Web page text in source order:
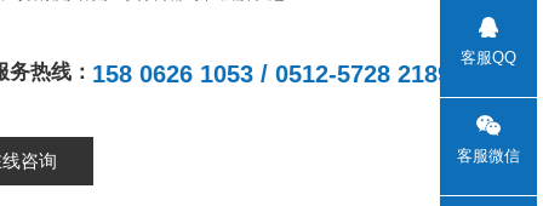
务热线： 158 0626 1053 / 0512-5728 2189
咨询
客服QQ
客服微信